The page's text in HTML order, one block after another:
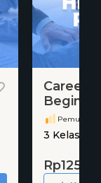
Career
Pemula
3 Kelas | 3